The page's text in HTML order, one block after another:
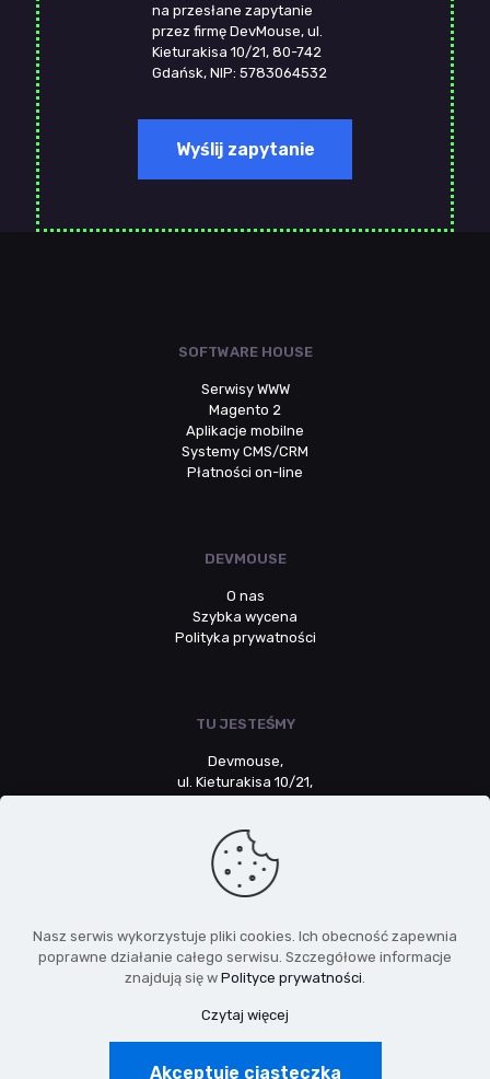
na przesłane zapytanie
przez firmę DevMouse, ul.
Kieturakisa 10/21, 80-742
Gdańsk, NIP: 5783064532
SOFTWARE HOUSE
Serwisy WWW
Magento 2
Aplikacje mobilne
Systemy CMS/CRM
Płatności on-line
DEVMOUSE
O nas
Szybka wycena
Polityka prywatności
TU JESTEŚMY
Devmouse,
ul. Kieturakisa 10/21,
+48 661 326 903
kontakt@devmouse.pl
Nasz serwis wykorzystuje pliki cookies. Ich obecność zapewnia
poprawne działanie całego serwisu. Szczegółowe informacje
znajdują się w Polityce prywatności.
Czytaj więcej
Akceptuje ciasteczka